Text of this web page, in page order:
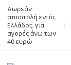
Δωρεάν
αποστολή εντός
Ελλάδος, για
αγορές άνω των
40 ευρώ